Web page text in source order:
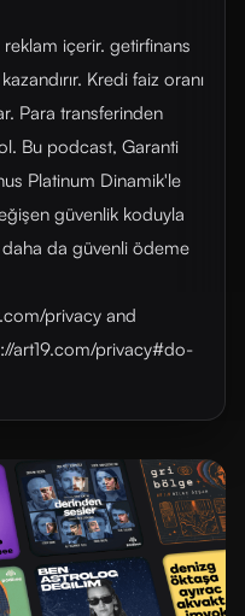
içerir. getirfinans
Kredi faiz oranı
Para transferinden
Bu podcast, Garanti
Platinum Dinamik'le
güvenlik koduyla
daha da güvenli ödeme
privacy and
art19.com/privacy#do-